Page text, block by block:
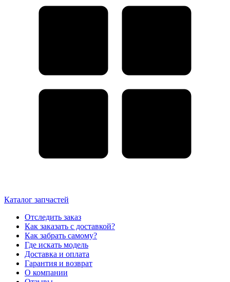
Каталог запчастей
Отследить заказ
Как заказать с доставкой?
Как забрать самому?
Где искать модель
Доставка и оплата
Гарантия и возврат
О компании